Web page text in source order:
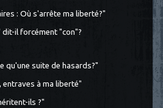
: Où s'arrête ma liberté?"
il forcément "con"?
qu'une suite de hasards?"
entraves à ma liberté"
ils ?"